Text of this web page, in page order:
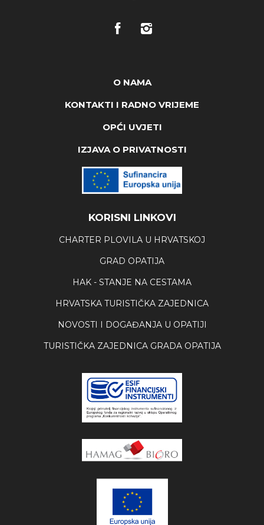
O NAMA
KONTAKTI I RADNO VRIJEME
OPĆI UVJETI
IZJAVA O PRIVATNOSTI
KORISNI LINKOVI
CHARTER PLOVILA U HRVATSKOJ
GRAD OPATIJA
HAK - STANJE NA CESTAMA
HRVATSKA TURISTIČKA ZAJEDNICA
NOVOSTI I DOGAĐANJA U OPATIJI
TURISTIČKA ZAJEDNICA GRADA OPATIJA